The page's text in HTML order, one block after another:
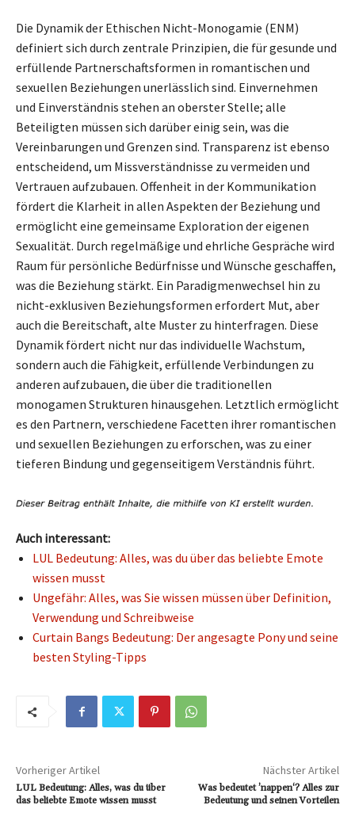
Die Dynamik der Ethischen Nicht-Monogamie (ENM)
definiert sich durch zentrale Prinzipien, die für gesunde und
erfüllende Partnerschaftsformen in romantischen und
sexuellen Beziehungen unerlässlich sind. Einvernehmen
und Einverständnis stehen an oberster Stelle; alle
Beteiligten müssen sich darüber einig sein, was die
Vereinbarungen und Grenzen sind. Transparenz ist ebenso
entscheidend, um Missverständnisse zu vermeiden und
Vertrauen aufzubauen. Offenheit in der Kommunikation
fördert die Klarheit in allen Aspekten der Beziehung und
ermöglicht eine gemeinsame Exploration der eigenen
Sexualität. Durch regelmäßige und ehrliche Gespräche wird
Raum für persönliche Bedürfnisse und Wünsche geschaffen,
was die Beziehung stärkt. Ein Paradigmenwechsel hin zu
nicht-exklusiven Beziehungsformen erfordert Mut, aber
auch die Bereitschaft, alte Muster zu hinterfragen. Diese
Dynamik fördert nicht nur das individuelle Wachstum,
sondern auch die Fähigkeit, erfüllende Verbindungen zu
anderen aufzubauen, die über die traditionellen
monogamen Strukturen hinausgehen. Letztlich ermöglicht
es den Partnern, verschiedene Facetten ihrer romantischen
und sexuellen Beziehungen zu erforschen, was zu einer
tieferen Bindung und gegenseitigem Verständnis führt.
Auch interessant:
LUL Bedeutung: Alles, was du über das beliebte Emote
wissen musst
Ungefähr: Alles, was Sie wissen müssen über Definition,
Verwendung und Schreibweise
Curtain Bangs Bedeutung: Der angesagte Pony und seine
besten Styling-Tipps
Vorheriger Artikel
LUL Bedeutung: Alles, was du über
das beliebte Emote wissen musst
Nächster Artikel
Was bedeutet ’nappen‘? Alles zur
Bedeutung und seinen Vorteilen